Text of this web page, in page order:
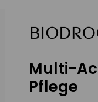
NEU
Multi-
Pflege